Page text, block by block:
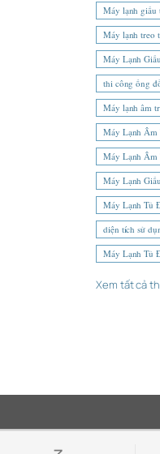
Máy lạnh giấu
Máy lạnh treo
Máy Lạnh
thi công ống
Máy lạnh âm
Máy Lạnh Âm
Máy Lạnh Âm
Máy Lạnh
Máy Lạnh Tủ
diện tích sử
Máy Lạnh Tủ
Xem tất cả